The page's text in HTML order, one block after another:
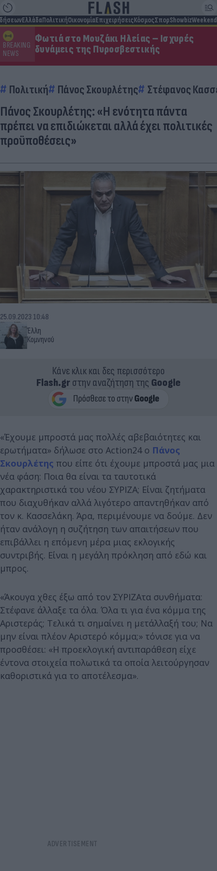
ΕλλάδαΠολιτικήΟικονομίαΕπιχειρήσειςΚόσμοςΣπορShowbizWeekend
BREAKING
NEWS
Φωτιά στο Μουζάκι Ηλείας – Ισχυρές
δυνάμεις της Πυροσβεστικής
Πολιτική Πάνος Σκουρλέτης Στέφανος
Πάνος Σκουρλέτης: «Η ενότητα πάντα
πρέπει να επιδιώκεται αλλά έχει πολιτικές
προϋποθέσεις»
Έλλη
Κομνηνού
25.09.2023 10:48
Κάνε κλικ και δες περισσότερο
Flash.grστην αναζήτηση της Google
«Έχουμε μπροστά μας πολλές αβεβαιότητες και
ερωτήματα» δήλωσε στο Action24 ο Πάνος
Σκουρλέτης που είπε ότι έχουμε μπροστά μας μια
νέα φάση: Ποια θα είναι τα ταυτοτικά
χαρακτηριστικά του νέου ΣΥΡΙΖΑ; Είναι ζητήματα
που διαχυθήκαν αλλά λιγότερο απαντηθήκαν από
τον κ. Κασσελάκη. Άρα, περιμένουμε να δούμε. Δεν
ήταν ανάλογη η συζήτηση των απαιτήσεων που
επιβάλλει η επόμενη μέρα μιας εκλογικής
συντριβής. Είναι η μεγάλη πρόκληση από εδώ και
μπρος.
«Άκουγα χθες έξω από τον ΣΥΡΙΖΑτα συνθήματα:
Στέφανε άλλαξε τα όλα. Όλα τι για ένα κόμμα της
Αριστεράς; Τελικά τι σημαίνει η μετάλλαξή του; Να
μην είναι πλέον Αριστερό κόμμα;» τόνισε για να
προσθέσει: «Η προεκλογική αντιπαράθεση είχε
έντονα στοιχεία πολωτικά τα οποία λειτούργησαν
καθοριστικά για το αποτέλεσμα».